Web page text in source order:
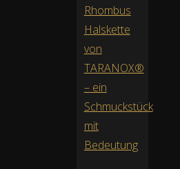
Rhombus
Halskette
von
TARANOX®
– ein
Schmuckstück
mit
Bedeutung